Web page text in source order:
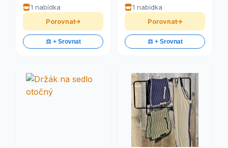
1 nabídka
Porovnat
⚖️ + Srovnat
1 nabídka
Porovnat
⚖️ + Srovnat